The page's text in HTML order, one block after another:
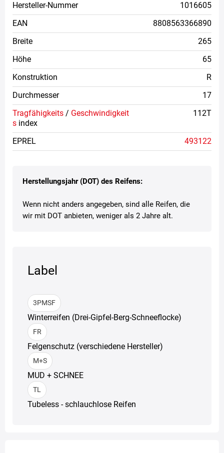
Herstellungsjahr (DOT) des Reifens:
Wenn nicht anders angegeben, sind alle Reifen, die
wir mit DOT anbieten, weniger als 2 Jahre alt.
Label
3PMSF
Winterreifen (Drei-Gipfel-Berg-Schneeflocke)
FR
Felgenschutz (verschiedene Hersteller)
M+S
MUD + SCHNEE
TL
Tubeless - schlauchlose Reifen
Hersteller-Nummer
1016605
EAN
8808563366890
Breite
265
Höhe
65
Konstruktion
R
Durchmesser
17
Tragfähigkeits / Geschwindigkeit
s index
112T
EPREL 493122